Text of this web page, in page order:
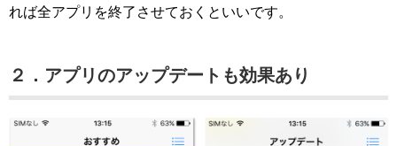
れば全アプリを終了させておくといいです。
２．アプリのアップデートも効果あり